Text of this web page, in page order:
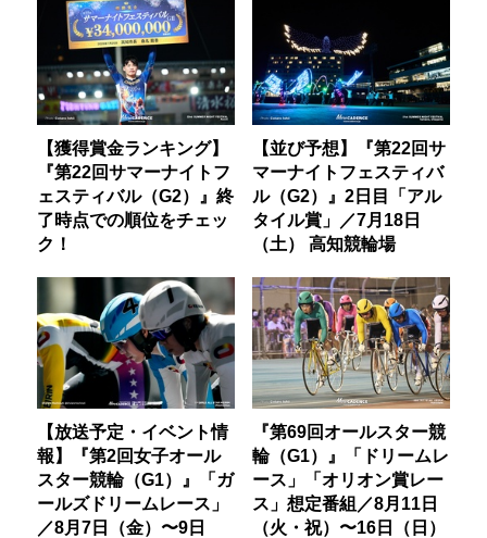
【獲得賞金ランキング】
『第22回サマーナイトフ
ェスティバル（G2）』終
了時点での順位をチェッ
ク！
【並び予想】『第22回サ
マーナイトフェスティバ
ル（G2）』2日目「アル
タイル賞」／7月18日
（土） 高知競輪場
【放送予定・イベント情
報】『第2回女子オール
スター競輪（G1）』「ガ
ールズドリームレース」
／8月7日（金）〜9日
『第69回オールスター競
輪（G1）』「ドリームレ
ース」「オリオン賞レー
ス」想定番組／8月11日
（火・祝）〜16日（日）